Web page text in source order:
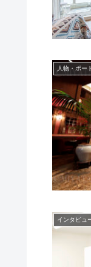
人物・ポー
インタビュ